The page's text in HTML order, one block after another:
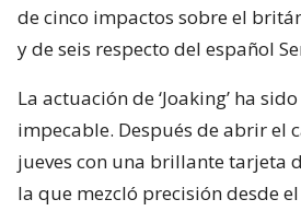
de cinco impactos sobre el
y de seis respecto del español
La actuación de ‘Joaking’ ha
impecable. Después de abrir el
jueves con una brillante tarjeta
la que mezcló precisión desde